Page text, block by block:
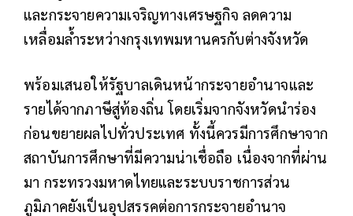
และกระจายความเจริญทางเศรษฐกิจ ลดความ
เหลื่อมล้ำระหว่างกรุงเทพมหานครกับต่างจังหวัด
พร้อมเสนอให้รัฐบาลเดินหน้ากระจายอำนาจและ
รายได้จากภาษีสู่ท้องถิ่น โดยเริ่มจากจังหวัดนำร่อง
ก่อนขยายผลไปทั่วประเทศ ทั้งนี้ควรมีการศึกษาจาก
สถาบันการศึกษาที่มีความน่าเชื่อถือ เนื่องจากที่ผ่าน
มา กระทรวงมหาดไทยและระบบราชการส่วน
ภูมิภาคยังเป็นอุปสรรคต่อการกระจายอำนาจ